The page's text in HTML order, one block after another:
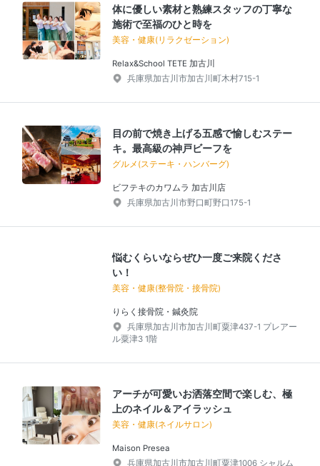
体に優しい素材と熟練スタッフの丁寧な
施術で至福のひと時を
美容・健康(リラクゼーション)
Relax&School TETE 加古川
兵庫県加古川市加古川町木村715-1
目の前で焼き上げる五感で愉しむステー
キ。最高級の神戸ビーフを
グルメ(ステーキ・ハンバーグ)
ビフテキのカワムラ 加古川店
兵庫県加古川市野口町野口175-1
悩むくらいならぜひ一度ご来院くださ
い！
美容・健康(整骨院・接骨院)
りらく接骨院・鍼灸院
兵庫県加古川市加古川町粟津437-1 プレアー
ル粟津3 1階
アーチが可愛いお洒落空間で楽しむ、極
上のネイル＆アイラッシュ
美容・健康(ネイルサロン)
Maison Presea
兵庫県加古川市加古川町粟津1006 シャルム